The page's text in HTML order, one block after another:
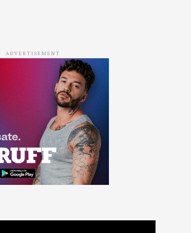
ADVERTISEMENT